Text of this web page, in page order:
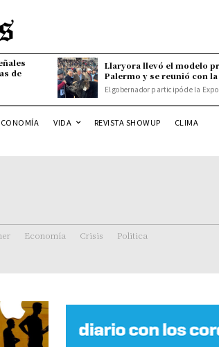
de
Llaryora llevó el modelo
Palermo y se reunió con la
El gobernador participó de la
VIDA REVISTA SHOWUP CLIMA
Economía Crisis Politica